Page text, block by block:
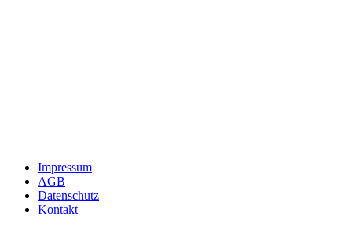
Impressum
AGB
Datenschutz
Kontakt